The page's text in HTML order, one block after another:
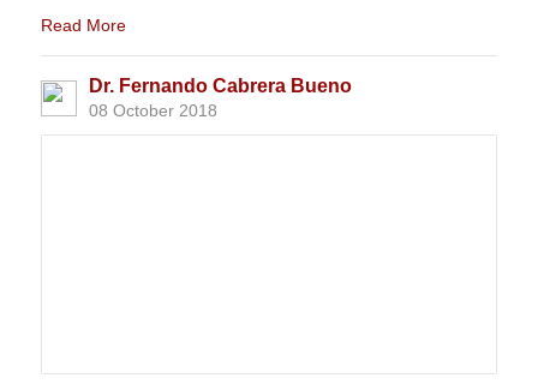
Read More
Dr. Fernando Cabrera Bueno
08 October 2018